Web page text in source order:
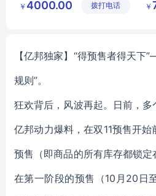
五金产品
￥ 4000.00 拨打电话
健
￥
【亿邦独家】“得预售者得天下
规则”。
狂欢背后，风波再起。日前，
亿邦动力爆料，在双11预售开
预售（即商品的所有库存都锁
在第一阶段的预售（10月20日